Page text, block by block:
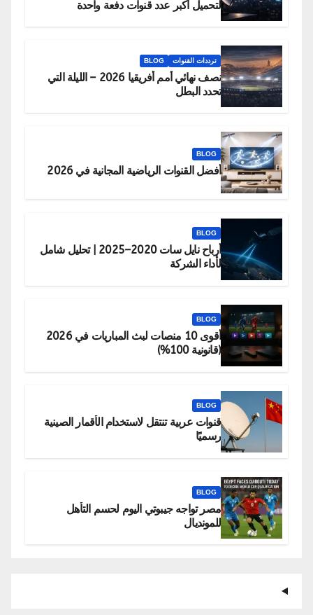
لتحميل أكبر عدد قنوات دفعة واحدة
ترددات القنوات BLOG
نصف نهائي أمم أفريقيا 2026 – الليلة التي
تحدد البطل
BLOG
أفضل القنوات الرياضية المجانية في 2026
BLOG
أرباح نايل سات 2020–2025 | تحليل شامل
لأداء الشركة
BLOG
أقوى 10 منصات لبث المباريات في 2026
(قانونية 100%)
BLOG
قنوات عربية تنتقل لاستخدام الأقمار الصينية
رسميًا
BLOG
مصر تواجه جيبوتي اليوم لحسم التأهل
للمونديال